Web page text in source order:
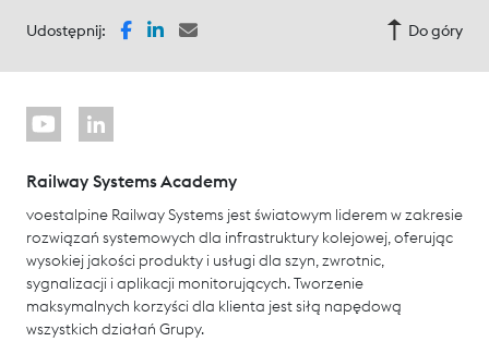
Udostępnij: Do góry
Railway Systems Academy
voestalpine Railway Systems jest światowym liderem w zakresie
rozwiązań systemowych dla infrastruktury kolejowej, oferując
wysokiej jakości produkty i usługi dla szyn, zwrotnic,
sygnalizacji i aplikacji monitorujących. Tworzenie
maksymalnych korzyści dla klienta jest siłą napędową
wszystkich działań Grupy.